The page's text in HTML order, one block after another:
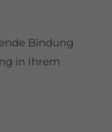
Bindung
in Ihrem